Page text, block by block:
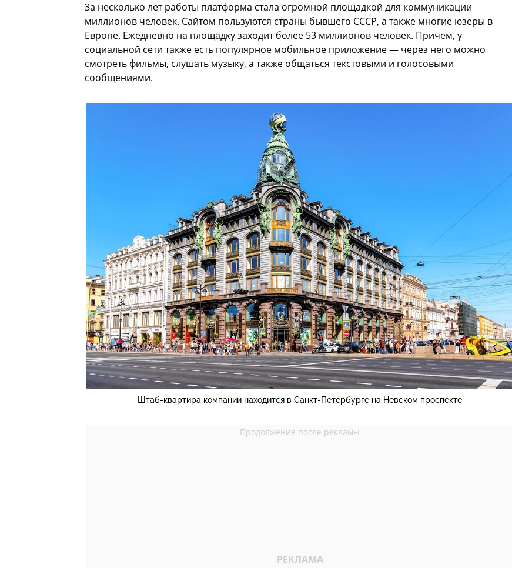
За несколько лет работы платформа стала огромной площадкой для коммуникации
миллионов человек. Сайтом пользуются страны бывшего СССР, а также многие юзеры в
Европе. Ежедневно на площадку заходит более 53 миллионов человек. Причем, у
социальной сети также есть популярное мобильное приложение — через него можно
смотреть фильмы, слушать музыку, а также общаться текстовыми и голосовыми
сообщениями.
Штаб-квартира компании находится в Санкт-Петербурге на Невском проспекте